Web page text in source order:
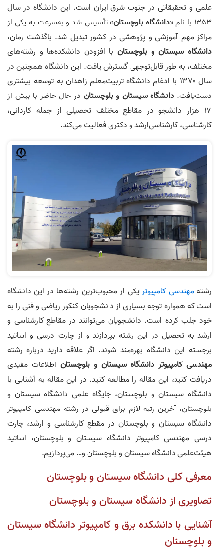
علمی و تحقیقاتی در جنوب شرق ایران است. این دانشگاه در سال
۱۳۵۳ با نام «
دانشگاه بلوچستان» تأسیس شد و به‌سرعت به یکی از
مراکز مهم آموزشی و پژوهشی در کشور تبدیل شد. باگذشت زمان،
دانشگاه سیستان و بلوچستان با افزودن دانشکده‌ها و رشته‌های
مختلف، به طور قابل‌توجهی گسترش یافت. این دانشگاه همچنین در
سال ۱۳۷۰ با ادغام دانشگاه تربیت‌معلم زاهدان به توسعه بیشتری
دست‌یافت. دانشگاه سیستان و بلوچستان در حال حاضر با بیش از
۱۷ هزار دانشجو در مقاطع مختلف تحصیلی از جمله کاردانی،
کارشناسی، کارشناسی‌ارشد و دکتری فعالیت می‌کند.
رشتهمهندسی کامپیوتریکی از محبوب‌ترین رشته‌ها در این دانشگاه
است که همواره توجه بسیاری از دانشجویان کنکور ریاضی و فنی را به
خود جلب کرده است. دانشجویان می‌توانند در مقاطع کارشناسی و
ارشد به تحصیل در این رشته بپردازند و از چارت درسی و اساتید
برجسته این دانشگاه بهره‌مند شوند. اگر علاقه دارید درباره رشته
مهندسی کامپیوتر دانشگاه سیستان و بلوچستان اطلاعات مفیدی
دریافت کنید، این مقاله را مطالعه کنید. در این مقاله به آشنایی با
دانشگاه سیستان و بلوچستان، جایگاه علمی دانشگاه سیستان و
بلوچستان، آخرین رتبه لازم برای قبولی در رشته مهندسی کامپیوتر
دانشگاه سیستان و بلوچستان در مقطع کارشناسی و ارشد، چارت
درسی مهندسی کامپیوتر دانشگاه سیستان و بلوچستان، اساتید
هیئت‌علمی دانشگاه سیستان و بلوچستان و… می‌پردازیم.
معرفی کلی دانشگاه سیستان و بلوچستان
تصاویری از دانشگاه سیستان و بلوچستان
آشنایی با دانشکده برق و کامپیوتر دانشگاه سیستان
و بلوچستان